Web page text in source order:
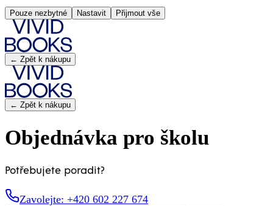
Pouze nezbytné Nastavit Přijmout vše
← Zpět k nákupu
← Zpět k nákupu
Objednávka pro školu
Potřebujete poradit?
Zavolejte: +420 602 227 674